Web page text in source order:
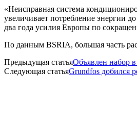
«Неисправная система
увеличивает потребление энергии
два года усилия Европы по
По данным BSRIA, большая часть
Предыдущая статьяОбъявлен набор
Следующая статьяGrundfos добился